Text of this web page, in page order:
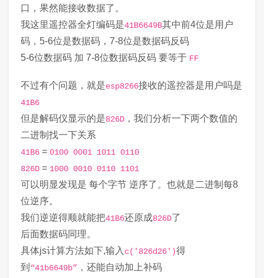
    irrecv
.resume
}
//  delay(1000);
//  irsend.sendNEC(0x41B6649B, 32);
//  delay(1000);
*  41B6659A  41B6649B  全灯
*  41B63DC2  41B63CC3  夜灯
*  41B67D82  41B67C83  关灯
*  41B6DD22  41B6DC23  变暗
*  41B65DA2  41B65CA3  变亮
*/
口，果然能接收数据了。
我这里遥控器全灯编码是41B6649B其中前4位是用户
码，5-6位是数据码，7-8位是数据码反码
5-6位数据码 加 7-8位数据码反码 要等于 FF
不过有个问题，就是esp8266接收的遥控器是用户吗是
41B6
但是解码仪显示的是826D ，我们分析一下两个数值的
二进制找一下关系
41B6 = 0100 0001 1011 0110
826D = 1000 0010 0110 1101
可以明显发现是 每个字节 逆序了。也就是二进制每8
位逆序。
我们逆逆得顺就能把41B6还原成826D了
后面数据码同理。
具体js计算方法如下,输入 c('826d26')得
到 “41b6649b” ，还能自动加上补码